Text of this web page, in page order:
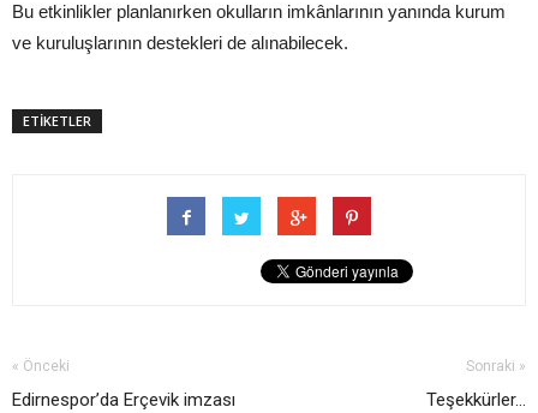
Bu etkinlikler planlanırken okulların imkânlarının yanında kurum
ve kuruluşlarının destekleri de alınabilecek.
ETİKETLER
« Önceki
Edirnespor’da Erçevik imzası
Sonraki »
Teşekkürler...